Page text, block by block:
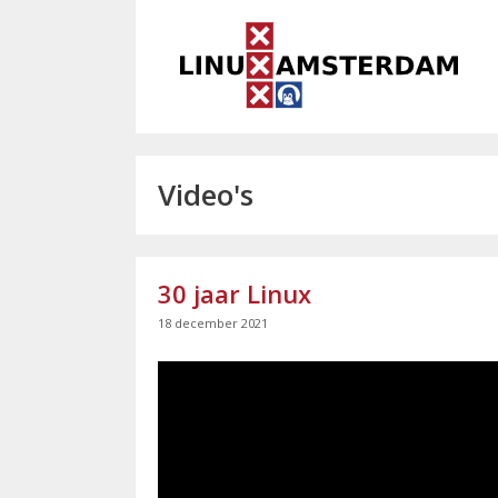
Video's
30 jaar Linux
18 december 2021